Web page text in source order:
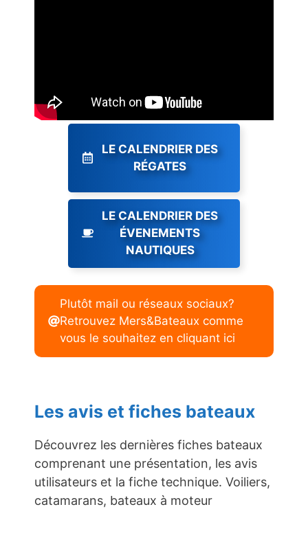
LE CALENDRIER DES
RÉGATES
LE CALENDRIER DES
ÉVENEMENTS
NAUTIQUES
Plutôt mail ou réseaux sociaux?
Retrouvez Mers&Bateaux comme
vous le souhaitez en cliquant ici
Les avis et fiches bateaux
Découvrez les dernières fiches bateaux
comprenant une présentation, les avis
utilisateurs et la fiche technique. Voiliers,
catamarans, bateaux à moteur